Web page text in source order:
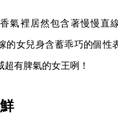
氣裡居然包含著慢慢直
的女兒身含蓄乖巧的個性
有脾氣的女王咧！